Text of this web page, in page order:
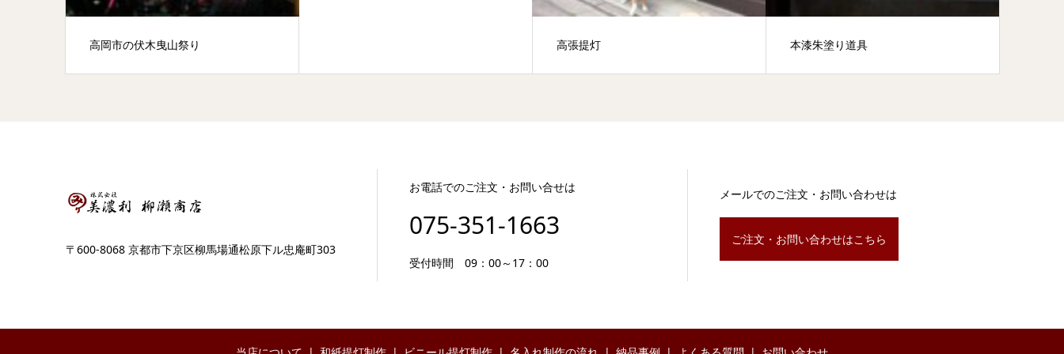
高岡市の伏木曳山祭り 高張提灯 本漆朱塗り道具
〒600-8068 京都市下京区柳馬場通松原下ル忠庵町303
お電話でのご注文・お問い合せは
075-351-1663
受付時間 09：00～17：00
メールでのご注文・お問い合わせは
ご注文・お問い合わせはこちら